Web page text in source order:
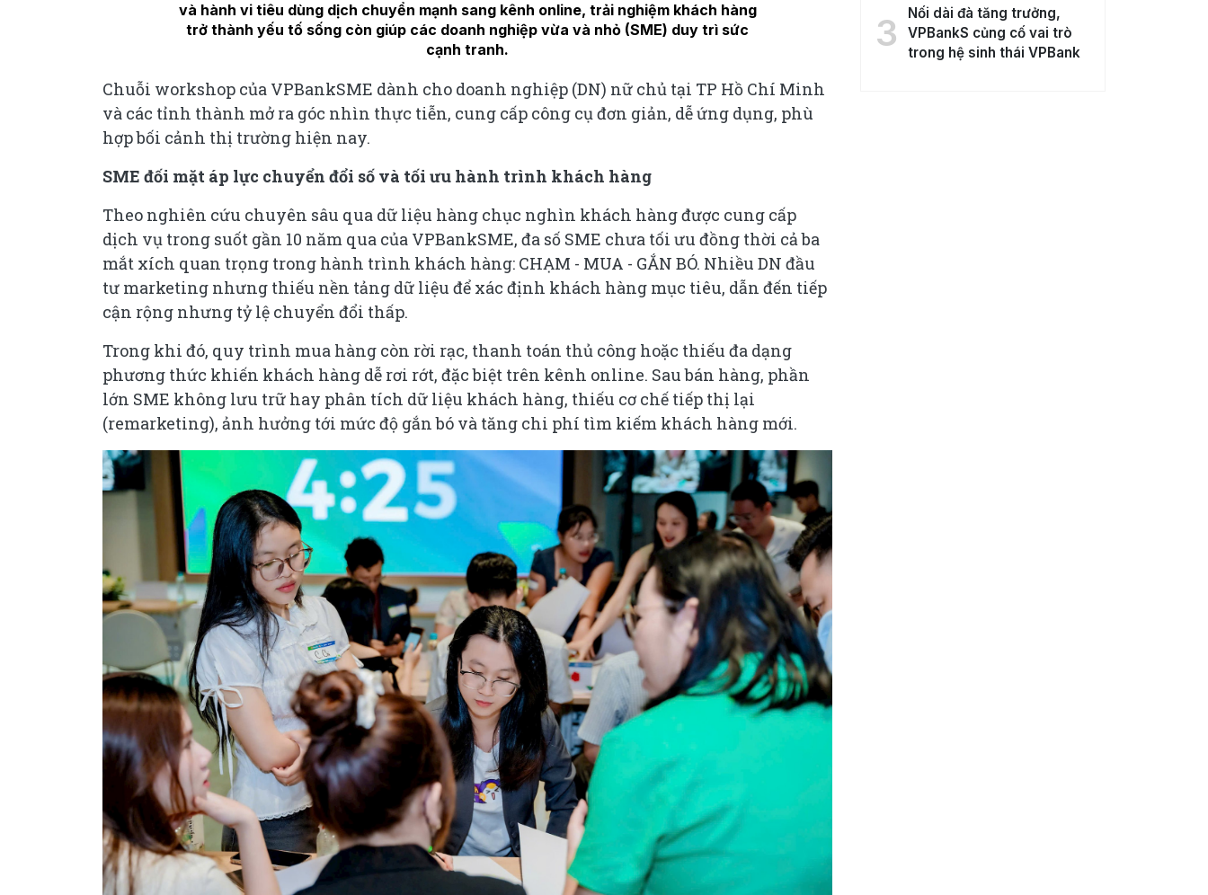
và hành vi tiêu dùng dịch chuyển mạnh sang kênh online, trải nghiệm khách hàng
trở thành yếu tố sống còn giúp các doanh nghiệp vừa và nhỏ (SME) duy trì sức
cạnh tranh.
Chuỗi workshop của VPBankSME dành cho doanh nghiệp (DN) nữ chủ tại TP Hồ Chí Minh
và các tỉnh thành mở ra góc nhìn thực tiễn, cung cấp công cụ đơn giản, dễ ứng dụng, phù
hợp bối cảnh thị trường hiện nay.
SME đối mặt áp lực chuyển đổi số và tối ưu hành trình khách hàng
Theo nghiên cứu chuyên sâu qua dữ liệu hàng chục nghìn khách hàng được cung cấp
dịch vụ trong suốt gần 10 năm qua của VPBankSME, đa số SME chưa tối ưu đồng thời cả ba
mắt xích quan trọng trong hành trình khách hàng: CHẠM - MUA - GẮN BÓ. Nhiều DN đầu
tư marketing nhưng thiếu nền tảng dữ liệu để xác định khách hàng mục tiêu, dẫn đến tiếp
cận rộng nhưng tỷ lệ chuyển đổi thấp.
Trong khi đó, quy trình mua hàng còn rời rạc, thanh toán thủ công hoặc thiếu đa dạng
phương thức khiến khách hàng dễ rơi rớt, đặc biệt trên kênh online. Sau bán hàng, phần
lớn SME không lưu trữ hay phân tích dữ liệu khách hàng, thiếu cơ chế tiếp thị lại
(remarketing), ảnh hưởng tới mức độ gắn bó và tăng chi phí tìm kiếm khách hàng mới.
3
Nối dài đà tăng trưởng,
VPBankS củng cố vai trò
trong hệ sinh thái VPBank